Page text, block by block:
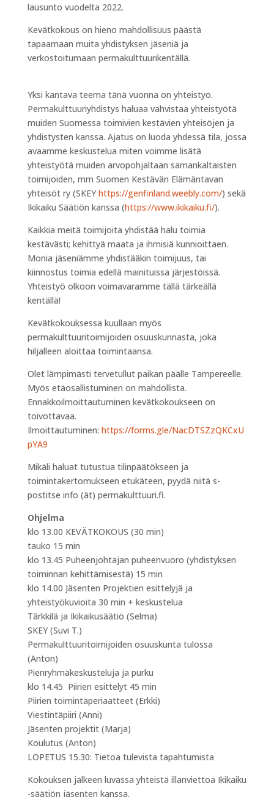
lausunto vuodelta 2022.
Kevätkokous on hieno mahdollisuus päästä
tapaamaan muita yhdistyksen jäseniä ja
verkostoitumaan permakulttuurikentällä.
Yksi kantava teema tänä vuonna on yhteistyö.
Permakulttuuriyhdistys haluaa vahvistaa yhteistyötä
muiden Suomessa toimivien kestävien yhteisöjen ja
yhdistysten kanssa. Ajatus on luoda yhdessä tila, jossa
avaamme keskustelua miten voimme lisätä
yhteistyötä muiden arvopohjaltaan samankaltaisten
toimijoiden, mm Suomen Kestävän Elämäntavan
yhteisöt ry (SKEYhttps://genfinland.weebly.com/) sekä
Ikikaiku Säätiön kanssa (https://www.ikikaiku.fi/).
Kaikkia meitä toimijoita yhdistää halu toimia
kestävästi; kehittyä maata ja ihmisiä kunnioittaen.
Monia jäseniämme yhdistääkin toimijuus, tai
kiinnostus toimia edellä mainituissa järjestöissä.
Yhteistyö olkoon voimavaramme tällä tärkeällä
kentällä!
Kevätkokouksessa kuullaan myös
permakulttuuritoimijoiden osuuskunnasta, joka
hiljalleen aloittaa toimintaansa.
Olet lämpimästi tervetullut paikan päälle Tampereelle.
Myös etäosallistuminen on mahdollista.
Ennakkoilmoittautuminen kevätkokoukseen on
toivottavaa.
Ilmoittautuminen: https://forms.gle/NacDTSZzQKCxU
pYA9
Mikäli haluat tutustua tilinpäätökseen ja
toimintakertomukseen etukäteen, pyydä niitä s-
postitse info (ät) permakulttuuri.fi.
Ohjelma
klo 13.00 KEVÄTKOKOUS (30 min)
tauko 15 min
klo 13.45 Puheenjohtajan puheenvuoro (yhdistyksen
toiminnan kehittämisestä) 15 min
klo 14.00 Jäsenten Projektien esittelyjä ja
yhteistyökuvioita 30 min + keskustelua
Tärkkilä ja Ikikaikusäätiö (Selma)
SKEY (Suvi T.)
Permakulttuuritoimijoiden osuuskunta tulossa
(Anton)
Pienryhmäkeskusteluja ja purku
klo 14.45 Piirien esittelyt 45 min
Piirien toimintaperiaatteet (Erkki)
Viestintäpiiri (Anni)
Jäsenten projektit (Marja)
Koulutus (Anton)
LOPETUS 15.30: Tietoa tulevista tapahtumista
Kokouksen jälkeen luvassa yhteistä illanviettoa Ikikaiku
-säätiön jäsenten kanssa.